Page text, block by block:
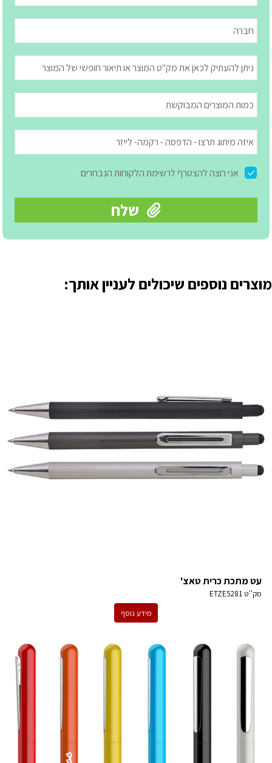
מוצרים נוספים שיכולים לעניין אותך:
עט מתכת כרית טאצ'
מק''טETZE5281
מידע נוסף